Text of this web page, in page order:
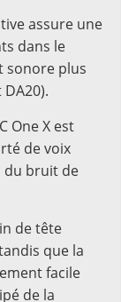
assure une
dans le
sonore plus
One X est
de voix
du bruit de
de tête
que la
facile
de la